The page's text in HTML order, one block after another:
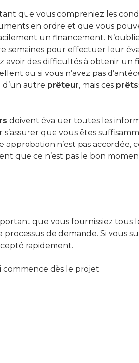
que vous compreniez les
en ordre et que vous
un financement.
semaines pour effectuer leur
avoir des difficultés à obtenir un
ou si vous n’avez pas
d’un autre prêteur, mais ces prêts
doivent évaluer toutes les
s’assurer que vous êtes
n’est pas accordée,
que ce n’est pas le bon
que vous fournissiez tous
de demande. Si vous
rapidement.
commence dès le projet